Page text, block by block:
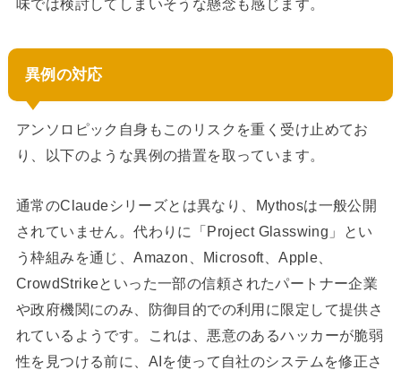
味では検討してしまいそうな懸念も感じます。
異例の対応
アンソロピック自身もこのリスクを重く受け止めてお
り、以下のような異例の措置を取っています。
通常のClaudeシリーズとは異なり、Mythosは一般公開
されていません。代わりに「Project Glasswing」とい
う枠組みを通じ、Amazon、Microsoft、Apple、
CrowdStrikeといった一部の信頼されたパートナー企業
や政府機関にのみ、防御目的での利用に限定して提供さ
れているようです。これは、悪意のあるハッカーが脆弱
性を見つける前に、AIを使って自社のシステムを修正さ